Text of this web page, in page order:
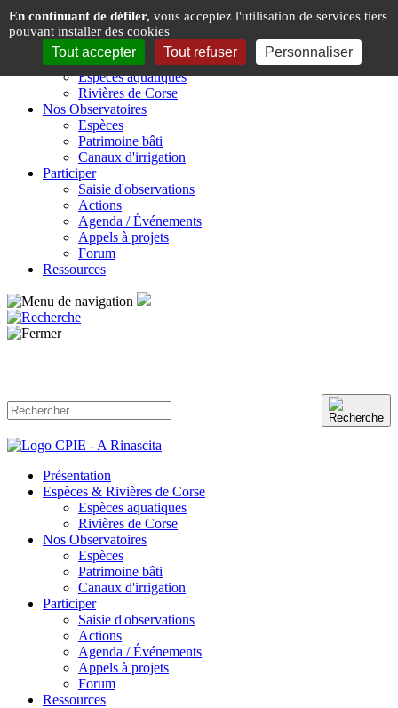
Présentation
Espèces & Rivières de Corse
Espèces aquatiques
Rivières de Corse
Nos Observatoires
Espèces
Patrimoine bâti
Canaux d'irrigation
Participer
Saisie d'observations
Actions
Agenda / Événements
Appels à projets
Forum
Ressources
Présentation
Espèces & Rivières de Corse
Espèces aquatiques
Rivières de Corse
Nos Observatoires
Espèces
Patrimoine bâti
Canaux d'irrigation
Participer
Saisie d'observations
Actions
Agenda / Événements
Appels à projets
Forum
Ressources
Panneau de gestion des cookies
En continuant de défiler, vous acceptez l'utilisation de services tiers
pouvant installer des cookies
Tout accepter Tout refuser Personnaliser